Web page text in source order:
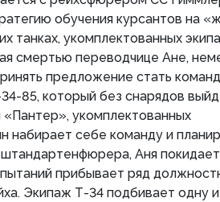
обучения курсантов на
танках, укомплектованных
смертью переводчице Ане,
предложение стать
85, который без снарядов
укомплектованных
набирает себе команду и
штандартенфюрера, Аня покидает
прибывает ряд
Экипаж Т-34 подбивает одну